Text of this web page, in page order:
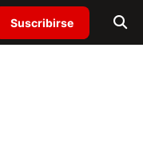
Suscribirse